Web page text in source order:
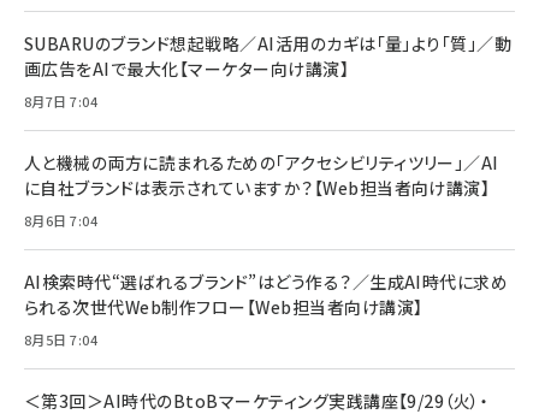
￥880
ママ投資家が育休中に１億貯めた株式投資
組織の成果を最大化する ルールのデザイン
￥1,980
Amazonランキングをもっと見る
￥6,980
全ワイヤレスイヤホン/アクティブノイズキャンセリ
技術基準適合】ブラック
￥5,990
ケーブル Anker絡まないケーブル 240W 結束バン
ド付き USB PD対応 シリコン素材採用 iPhone
17 / 16 / 15 / Galaxy iPad Pro MacBook
Pro/Air 各種対応 (1.8m ミッドナイトブラック)
￥1,890
Pro/Air 各種対応 (1.8m ミッドナイトブラック)
￥1,890
サッポロ 生ビール 黒ラベル 350ml 缶 24本 ビー
ル ケース買い【6/30応募〆切! 黒ラベルビヤセラー
￥4,857
SUBARUのブランド想起戦略／AI活用のカギは「量」より「質」／動
画広告をAIで最大化【マーケター向け講演】
8月7日 7:04
人と機械の両方に読まれるための「アクセシビリティツリー」／AI
に自社ブランドは表示されていますか？【Web担当者向け講演】
8月6日 7:04
AI検索時代“選ばれるブランド”はどう作る？／生成AI時代に求め
られる次世代Web制作フロー【Web担当者向け講演】
8月5日 7:04
＜第3回＞AI時代のBtoBマーケティング実践講座【9/29（火）・